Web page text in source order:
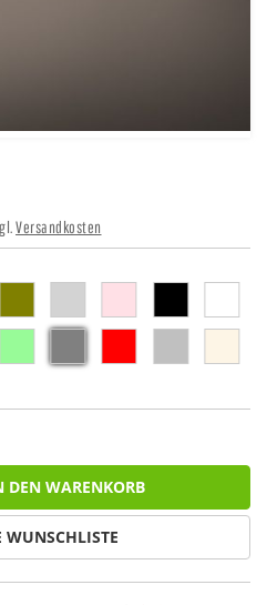
Versandkosten
DEN WARENKORB
WUNSCHLISTE